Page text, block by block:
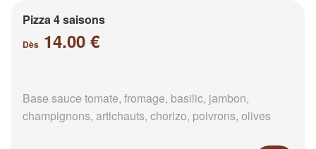
Pizza 4 saisons
Dès 14.00 €
Base sauce tomate, fromage, basilic, jambon,
champignons, artichauts, chorizo, poivrons, olives